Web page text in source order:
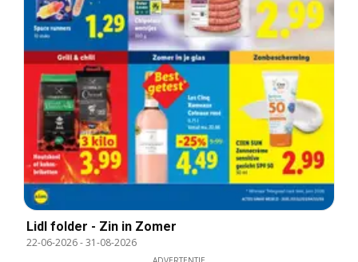
Lidl folder - Zin in Zomer
22-06-2026-31-08-2026